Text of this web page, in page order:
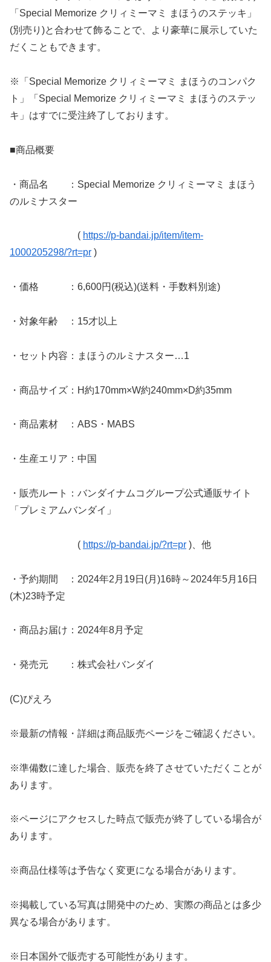
「Special Memorize クリィミーマミ まほうのステッキ」
(別売り)と合わせて飾ることで、より豪華に展示していた
だくこともできます。
※「Special Memorize クリィミーマミ まほうのコンパク
ト」「Special Memorize クリィミーマミ まほうのステッ
キ」はすでに受注終了しております。
■商品概要
・商品名 ：Special Memorize クリィミーマミ まほう
のルミナスター
( https://p-bandai.jp/item/item-
1000205298/?rt=pr )
・価格 ：6,600円(税込)(送料・手数料別途)
・対象年齢 ：15才以上
・セット内容：まほうのルミナスター…1
・商品サイズ：H約170mm×W約240mm×D約35mm
・商品素材 ：ABS・MABS
・生産エリア：中国
・販売ルート：バンダイナムコグループ公式通販サイト
「プレミアムバンダイ」
( https://p-bandai.jp/?rt=pr )、他
・予約期間 ：2024年2月19日(月)16時～2024年5月16日
(木)23時予定
・商品お届け：2024年8月予定
・発売元 ：株式会社バンダイ
(C)ぴえろ
※最新の情報・詳細は商品販売ページをご確認ください。
※準備数に達した場合、販売を終了させていただくことが
あります。
※ページにアクセスした時点で販売が終了している場合が
あります。
※商品仕様等は予告なく変更になる場合があります。
※掲載している写真は開発中のため、実際の商品とは多少
異なる場合があります。
※日本国外で販売する可能性があります。